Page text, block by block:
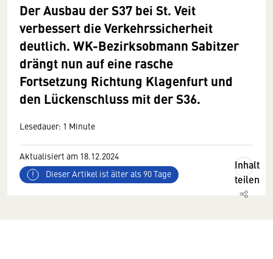
Der Ausbau der S37 bei St. Veit
verbessert die Verkehrssicherheit
deutlich. WK-Bezirksobmann Sabitzer
drängt nun auf eine rasche
Fortsetzung Richtung Klagenfurt und
den Lückenschluss mit der S36.
Lesedauer: 1 Minute
Aktualisiert am 18.12.2024
Dieser Artikel ist älter als 90 Tage
Inhalt
teilen